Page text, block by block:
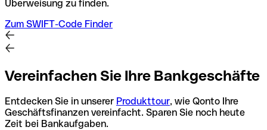
Überweisung zu finden.
Zum SWIFT-Code Finder
Vereinfachen Sie Ihre Bankgeschäfte
Entdecken Sie in unserer Produkttour, wie Qonto Ihre
Geschäftsfinanzen vereinfacht. Sparen Sie noch heute
Zeit bei Bankaufgaben.